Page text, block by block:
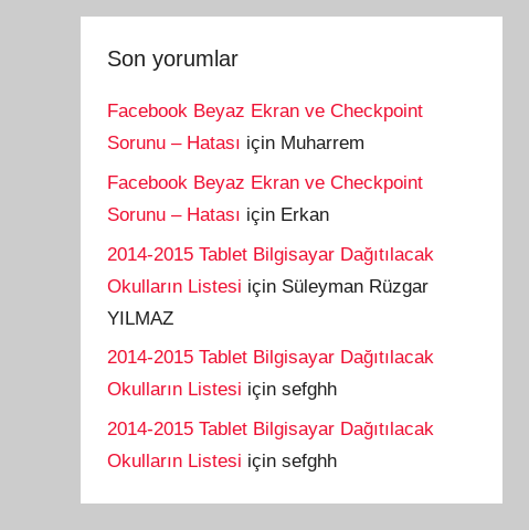
Son yorumlar
Facebook Beyaz Ekran ve Checkpoint
Sorunu – Hatası için Muharrem
Facebook Beyaz Ekran ve Checkpoint
Sorunu – Hatası için Erkan
2014-2015 Tablet Bilgisayar Dağıtılacak
Okulların Listesi için Süleyman Rüzgar
YILMAZ
2014-2015 Tablet Bilgisayar Dağıtılacak
Okulların Listesi içinsefghh
2014-2015 Tablet Bilgisayar Dağıtılacak
Okulların Listesi içinsefghh